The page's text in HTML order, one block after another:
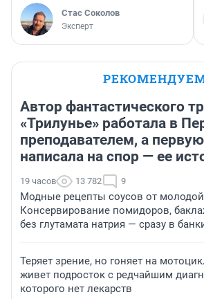
Стас Соколов
Эксперт
Автор фантастического
«Трилунье» работала в
преподавателем, а
написала на спор — ее
19 часов 13 782 9
Модные рецепты соусов от молодой
Консервирование помидоров,
без глутамата натрия — сразу в
Теряет зрение, но гоняет на
живет подросток с редчайшим
которого нет лекарств